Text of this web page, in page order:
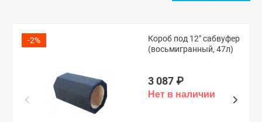
-2%
Короб под 12" сабвуфер
(восьмигранный, 47л)
3 087 ₽